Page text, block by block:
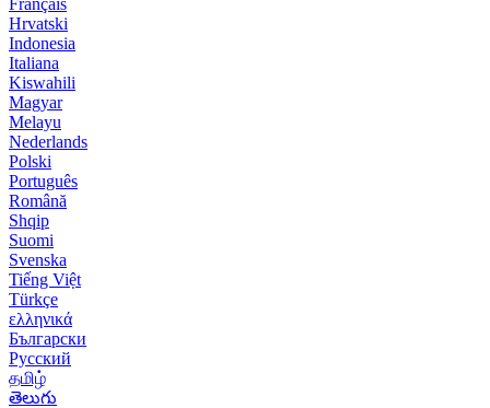
Hrvatski
Indonesia
Italiana
Kiswahili
Magyar
Melayu
Nederlands
Polski
Português
Română
Shqip
Suomi
Svenska
Tiếng Việt
Türkçe
ελληνικά
Български
Русский
தமிழ்
తెలుగు